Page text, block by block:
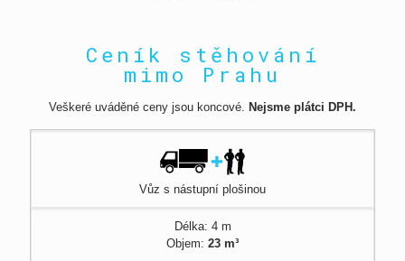
Ceník stěhování
mimo Prahu
Veškeré uváděné ceny jsou koncové. Nejsme plátci DPH.
Vůz s nástupní plošinou
Délka: 4 m
Objem: 23 m³